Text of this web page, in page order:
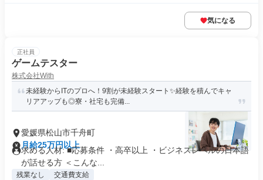
気になる
正社員
ゲームテスター
株式会社With
未経験からITのプロへ！9割が未経験スタート✨経験を積んでキャ
リアアップも◎寮・社宅も完備...
愛媛県松山市千舟町
月給25万円以上
求める人材: ■応募条件 ・高卒以上 ・ビジネスレベルの日本語
が話せる方 ＜こんな...
残業なし 交通費支給